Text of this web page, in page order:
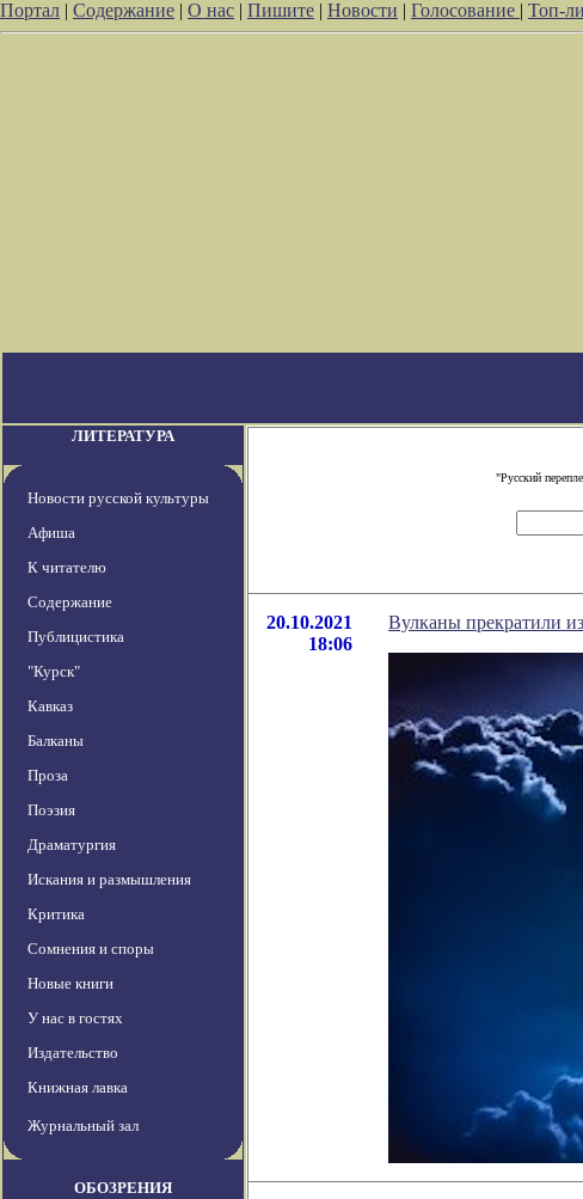
Портал | Содержание | О нас | Пишите | Новости | Голосование | Топ-
ЛИТЕРАТУРА
Новости русской культуры
Афиша
К читателю
Содержание
Публицистика
"Курск"
Кавказ
Балканы
Проза
Поэзия
Драматургия
Искания и размышления
Критика
Сомнения и споры
Новые книги
У нас в гостях
Издательство
Книжная лавка
Журнальный зал
ОБОЗРЕНИЯ
"Русский
20.10.2021
18:06
Вулканы прекратили